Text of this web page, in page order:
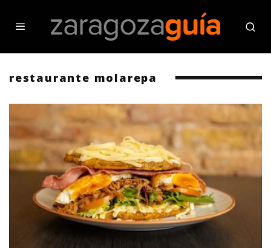
restaurante molarepa